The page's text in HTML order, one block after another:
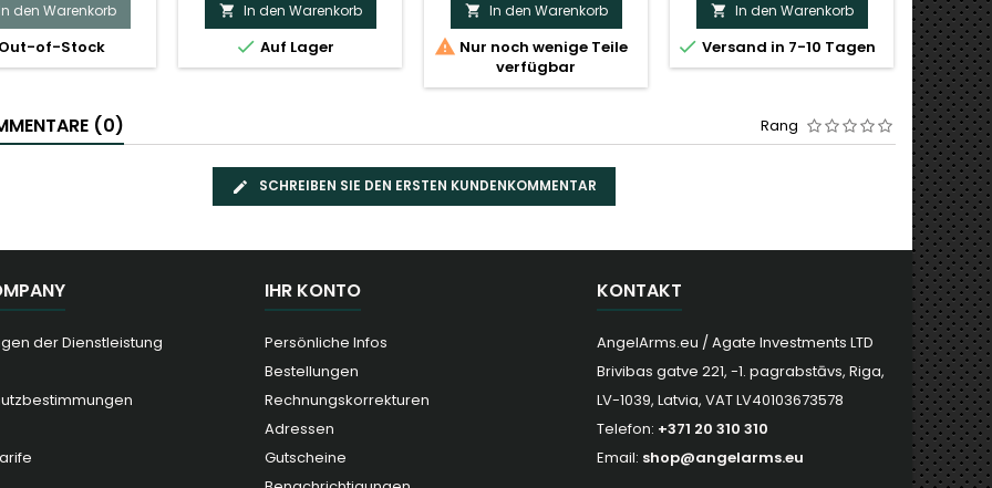
In den Warenkorb
Out-of-Stock
 In den Warenkorb
 Auf Lager
 In den Warenkorb
 Nur noch wenige Teile
verfügbar
 In den Warenkorb
 Versand in 7-10 Tagen


(0) Rang
SCHREIBEN SIE DEN ERSTEN KUNDENKOMMENTAR
der Dienstleistung
IHR KONTO
Persönliche Infos
Bestellungen
Rechnungskorrekturen
Adressen
Gutscheine
KONTAKT
AngelArms.eu / Agate Investments LTD
Brivibas gatve 221, -1. pagrabstāvs, Riga,
LV-1039, Latvia, VAT LV40103673578
Telefon: +371 20 310 310
Email: shop@angelarms.eu